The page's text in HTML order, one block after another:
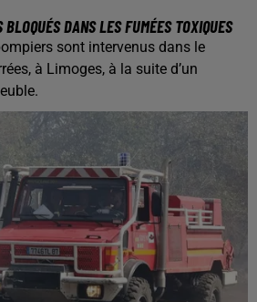
DANS LES FUMÉES TOXIQUES
sont intervenus dans le
à Limoges, à la suite d’un